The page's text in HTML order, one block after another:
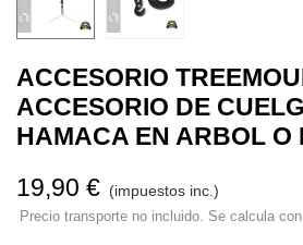
ACCESORIO
ACCESORIO DE
HAMACA EN ARBOL O
19,90 € (impuestos inc.)
Precio transporte no incluido. Se calcula